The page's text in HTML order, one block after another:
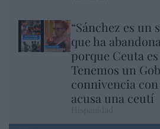
“Sánchez es un
que ha
porque Ceuta
Tenemos un
connivencia
acusa una ceutí